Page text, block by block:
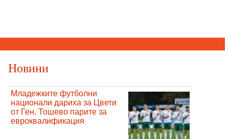
Новини
Младежките футболни
национали дариха за Цвети
от Ген. Тошево парите за
евроквалификация